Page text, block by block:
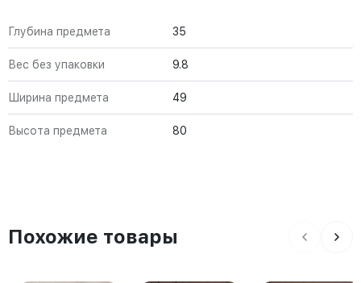
Глубина предмета 35
Вес без упаковки 9.8
Ширина предмета 49
Высота предмета 80
Похожие товары